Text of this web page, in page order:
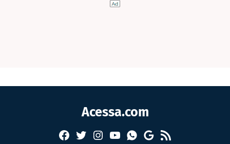
Acessa.com
Facebook
TwitterInstagram
YouTubeWhatsapp
Google
RSS